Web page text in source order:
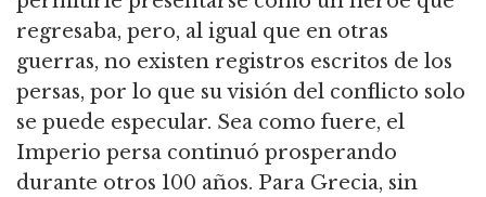
regresaba, pero, al igual que en otras
guerras, no existen registros escritos de los
persas, por lo que su visión del conflicto solo
se puede especular. Sea como fuere, el
Imperio persa continuó prosperando
durante otros 100 años. Para Grecia, sin